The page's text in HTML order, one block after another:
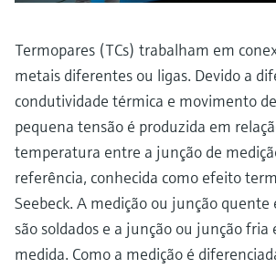
Device Viewer
Find product-specific information and
documentation
Spare parts finder
Find spare parts by product root, order code,
or serial number
Medição de nível com pressão
Comprar tudo
Comprar tudo
decisões
Termopares (TCs) trabalham em
metais diferentes ou ligas. Devido a
condutividade térmica e movimento
pequena tensão é produzida em
temperatura entre a junção de
referência, conhecida como efeito
Seebeck. A medição ou junção quente
são soldados e a junção ou junção fria
medida. Como a medição é